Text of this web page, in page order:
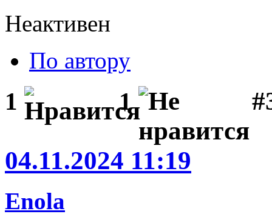
Неактивен
По автору
1 1
04.11.2024 11:19
Enola